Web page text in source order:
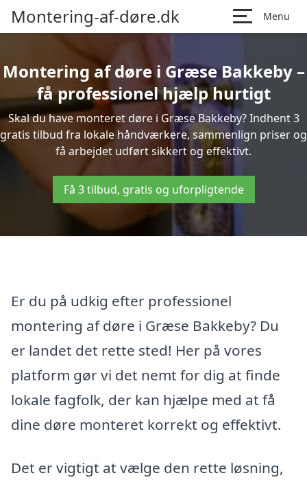
Montering-af-døre.dk Menu
Montering af døre i Græse Bakkeby –
få professionel hjælp hurtigt
Skal du have monteret døre i Græse Bakkeby? Indhent 3
gratis tilbud fra lokale håndværkere, sammenlign priser og
få arbejdet udført sikkert og effektivt.
Få 3 tilbud, gratis og uforpligtende
Er du på udkig efter professionel
montering af døre i Græse Bakkeby? Du
er landet det rette sted! Her på vores
platform gør vi det nemt for dig at finde
lokale fagfolk, der kan hjælpe med at få
dine døre monteret korrekt og effektivt.
Det er vigtigt at vælge den rette løsning,